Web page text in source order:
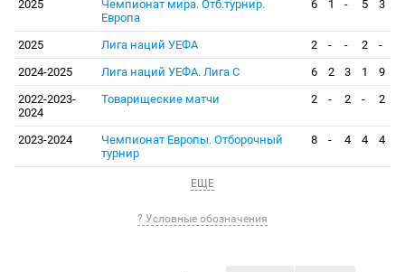
2025
Чемпионат мира. Отб.турнир.
Европа
6 1 - 5 3
2025 Лига наций УЕФА 2 - - 2
-
2024-2025
Лига наций УЕФА. Лига С 6 2 3 1
9
2022-2023-
2024
Товарищеские матчи 2 - 2 - 2
2023-2024
Чемпионат Европы. Отборочный
турнир
8 - 4 4 4
ЕЩЕ
? Условные обозначения